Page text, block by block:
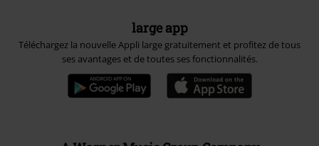
large app
Téléchargez la nouvelle Appli large gratuitement et profitez de tous
ses avantages et de toutes ses fonctionnalités.